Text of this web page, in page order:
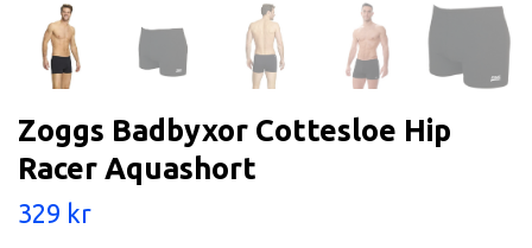
Zoggs Badbyxor Cottesloe Hip
Racer Aquashort
329 kr